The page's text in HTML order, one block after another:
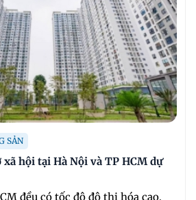
SẢN
hội tại Hà Nội và TP HCM dự
đều có tốc độ đô thị hóa cao,